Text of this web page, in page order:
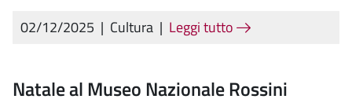
02/12/2025 | Cultura | Leggi tutto
Natale al Museo Nazionale Rossini